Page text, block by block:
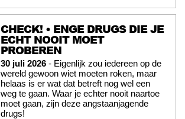
CHECK! • ENGE DRUGS DIE JE
ECHT NOOIT MOET
PROBEREN
30 juli 2026 - Eigenlijk zou iedereen op de
wereld gewoon wiet moeten roken, maar
helaas is er wat dat betreft nog wel een
weg te gaan. Waar je echter nooit naartoe
moet gaan, zijn deze angstaanjagende
drugs!